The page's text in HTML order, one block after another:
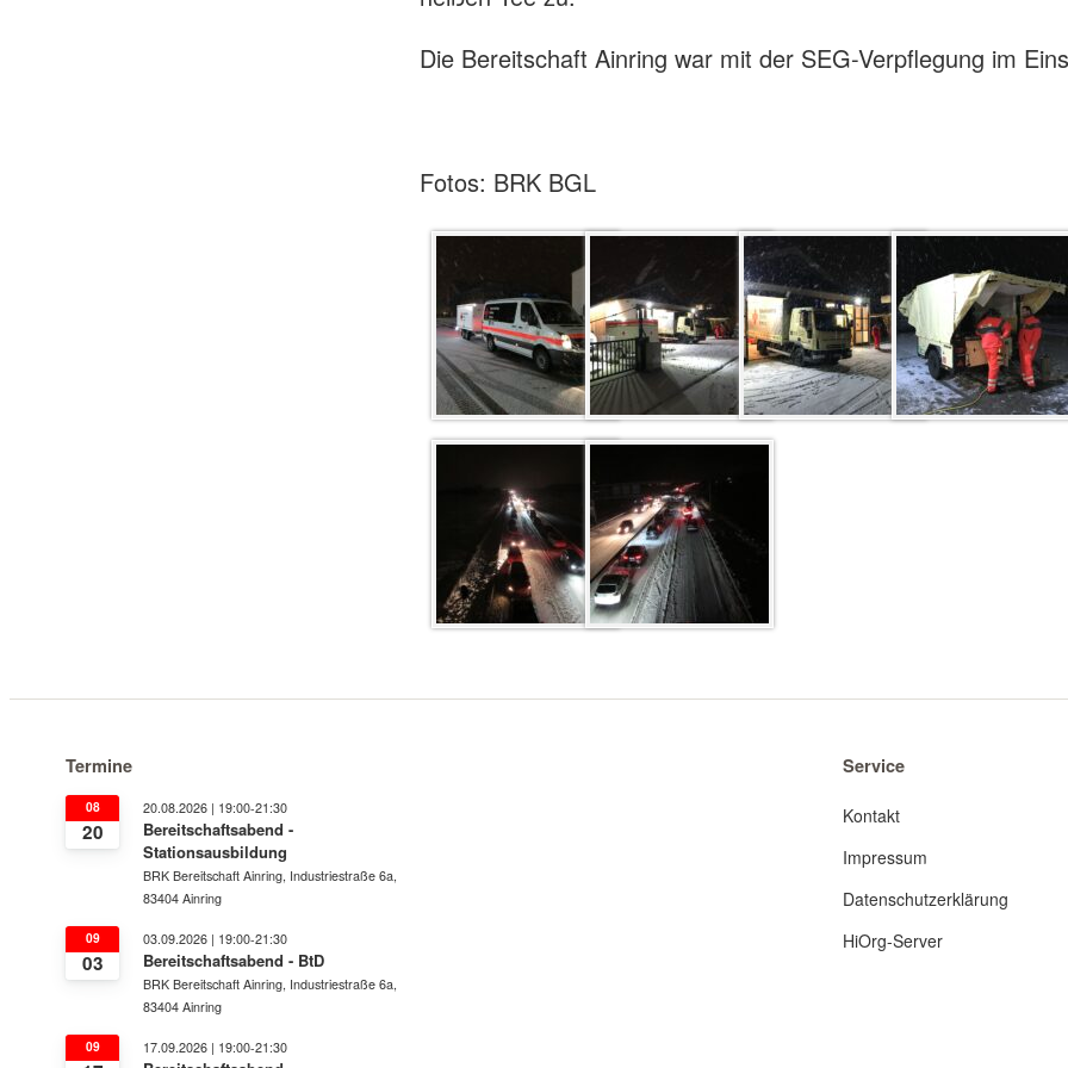
Die Bereitschaft Ainring war mit der SEG-Verpflegung im
Fotos: BRK BGL
Termine
08
20
20.08.2026 | 19:00-21:30
Bereitschaftsabend -
Stationsausbildung
BRK Bereitschaft Ainring, Industriestraße 6a,
83404 Ainring
09
03
03.09.2026 | 19:00-21:30
Bereitschaftsabend - BtD
BRK Bereitschaft Ainring, Industriestraße 6a,
83404 Ainring
09 17.09.2026 | 19:00-21:30
Service
Kontakt
Impressum
Datenschutzerklärung
HiOrg-Server